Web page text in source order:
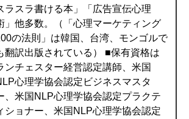
ラスラ書ける本」「広告宣伝心理
」他多数。（「心理マーケティング
の法則」は韓国、台湾、モンゴルで
翻訳出版されている） ■保有資格は
ンチェスター経営認定講師、米国
心理学協会認定ビジネスマスタ
、米国NLP心理学協会認定プラクテ
ショナー、米国NLP心理学協会認定